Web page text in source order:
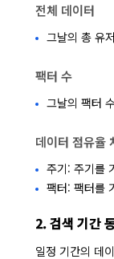
전체 데이터
그날의 총 유
팩터 수
그날의 팩터
데이터 점유율
주기: 주기를
팩터: 팩터를
2. 검색 기간
일정 기간의 데